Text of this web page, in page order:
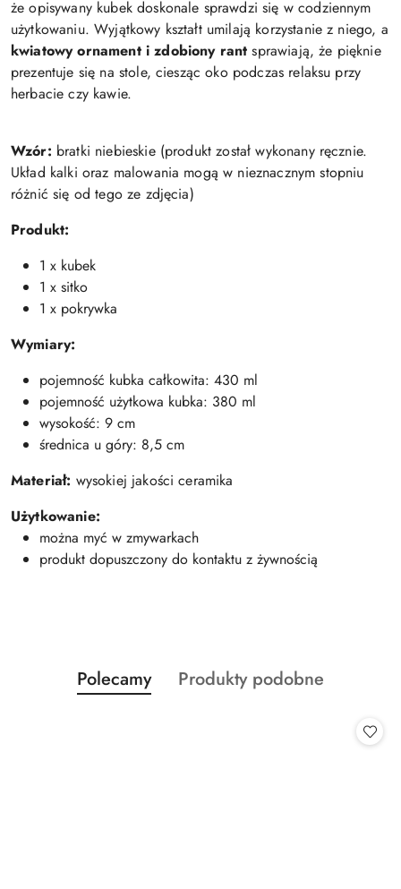
że opisywany kubek doskonale sprawdzi się w codziennym
użytkowaniu. Wyjątkowy kształt umilają korzystanie z niego, a
kwiatowy ornament i zdobiony rant sprawiają, że pięknie
prezentuje się na stole, ciesząc oko podczas relaksu przy
herbacie czy kawie.
Wzór: bratki niebieskie (produkt został wykonany ręcznie.
Układ kalki oraz malowania mogą w nieznacznym stopniu
różnić się od tego ze zdjęcia)
Produkt:
1 x kubek
1 x sitko
1 x pokrywka
Wymiary:
pojemność kubka całkowita: 430 ml
pojemność użytkowa kubka: 380 ml
wysokość: 9 cm
średnica u góry: 8,5 cm
Materiał: wysokiej jakości ceramika
Użytkowanie:
można myć w zmywarkach
produkt dopuszczony do kontaktu z żywnością
Pomiń karuzelę produktów
Produkty
o
Polecamy
Produkty
Produkty podobne